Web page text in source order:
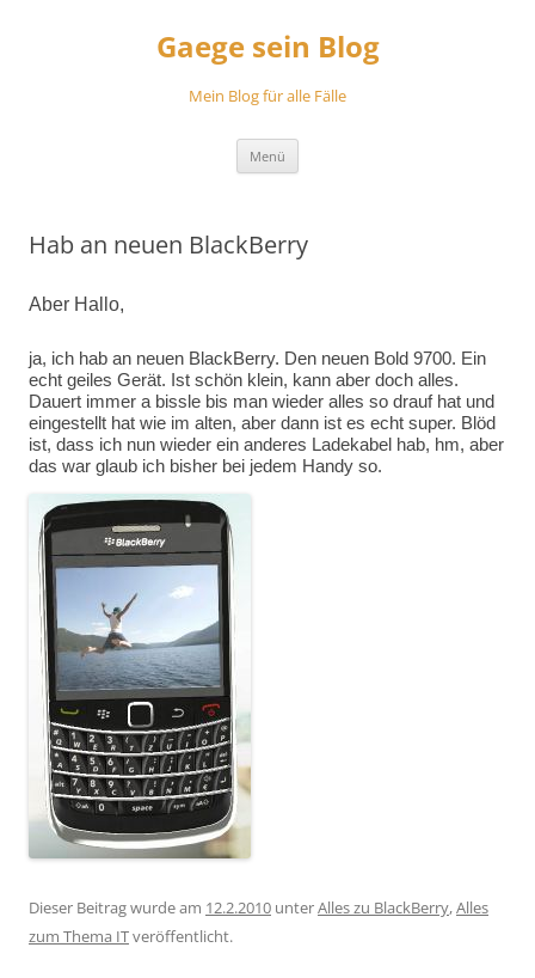
Gaege sein Blog
Mein Blog für alle Fälle
Menü
Hab an neuen BlackBerry
Aber Hallo,
ja, ich hab an neuen BlackBerry. Den neuen Bold 9700. Ein
echt geiles Gerät. Ist schön klein, kann aber doch alles.
Dauert immer a bissle bis man wieder alles so drauf hat und
eingestellt hat wie im alten, aber dann ist es echt super. Blöd
ist, dass ich nun wieder ein anderes Ladekabel hab, hm, aber
das war glaub ich bisher bei jedem Handy so.
Dieser Beitrag wurde am 12.2.2010 unterAlles zu BlackBerry,Alles
zum Thema ITveröffentlicht.